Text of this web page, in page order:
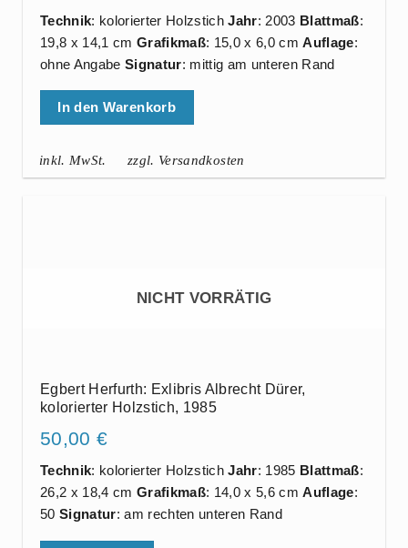
Technik: kolorierter HolzstichJahr: 2003 Blattmaß:
19,8 x 14,1 cm Grafikmaß: 15,0 x 6,0 cmAuflage:
ohne Angabe Signatur: mittig am unteren Rand
In den Warenkorb
inkl. MwSt. zzgl. Versandkosten
NICHT VORRÄTIG
Egbert Herfurth: Exlibris Albrecht Dürer,
kolorierter Holzstich, 1985
50,00 €
Technik: kolorierter HolzstichJahr: 1985 Blattmaß:
26,2 x 18,4 cm Grafikmaß: 14,0 x 5,6 cmAuflage:
50 Signatur: am rechten unteren Rand